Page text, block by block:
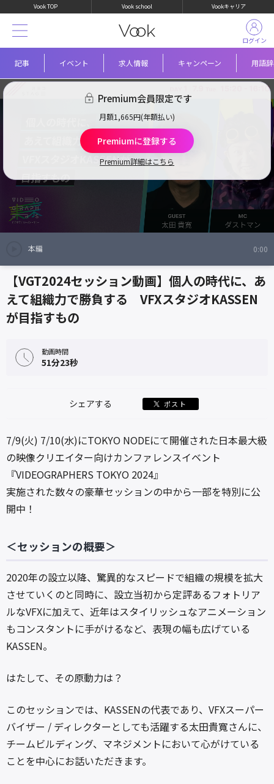
Vook TOP Vook school Vookキャリア
記事 イベント 求人情報 キャンペーン 用語
ログイン
本編 0:00
Premium会員限定です
月額1,665円(年額払い)
Premiumに登録する
Premium詳細はこちら
【VGT2024セッション動画】個人の時代に、あ
えて組織力で勝負する VFXスタジオKASSEN
が目指すもの
動画時間
51分23秒
シェアする ポスト
7/9(火) 7/10(水)にTOKYO NODEにて開催された日本最大級
の映像クリエイター向けカンファレンスイベント
『VIDEOGRAPHERS TOKYO 2024』
実施された数々の豪華セッションの中から一部を特別に公
開中！
＜セッションの概要＞
2020年の設立以降、驚異的なスピードで組織の規模を拡大
させていくのと同時に、設立当初から定評あるフォトリア
ルなVFXに加えて、近年はスタイリッシュなアニメーション
もコンスタントに手がけるなど、表現の幅も広げている
KASSEN。
はたして、その原動力は？
このセッションでは、KASSENの代表であり、VFXスーパー
バイザー / ディレクターとしても活躍する太田貴寬さんに、
チームビルディング、マネジメントにおいて心がけている
ことを中心にお話いただきます。